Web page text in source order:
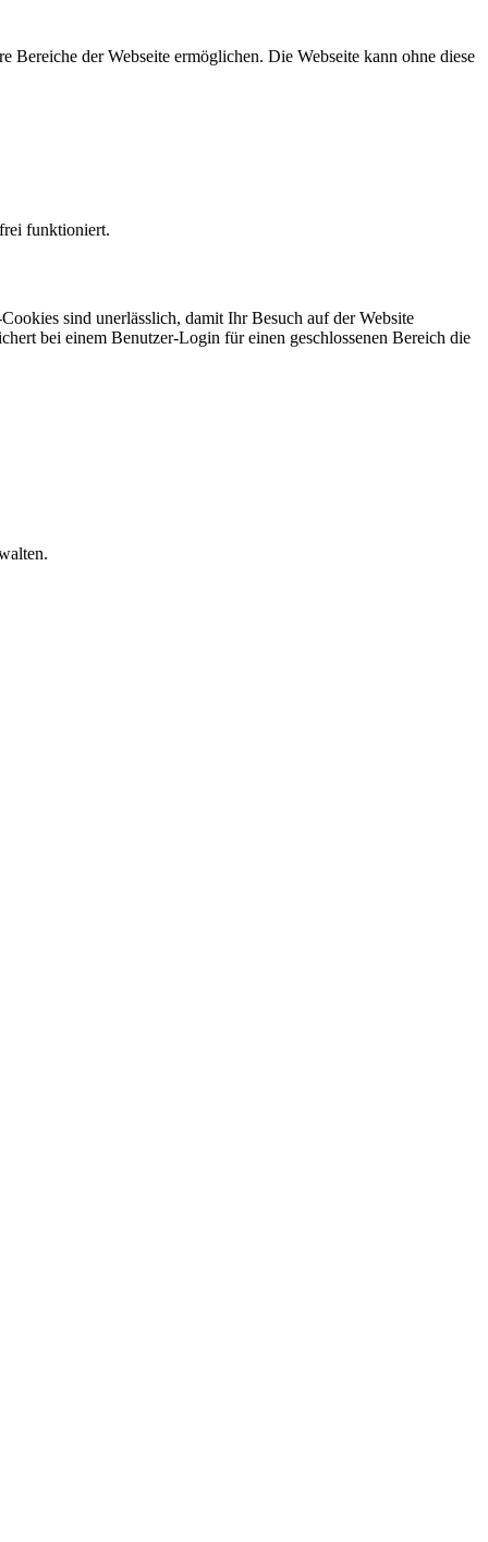
der Webseite ermöglichen. Die Webseite kann ohne diese
funktioniert.
sind unerlässlich, damit Ihr Besuch auf der Website
bei einem Benutzer-Login für einen geschlossenen Bereich die